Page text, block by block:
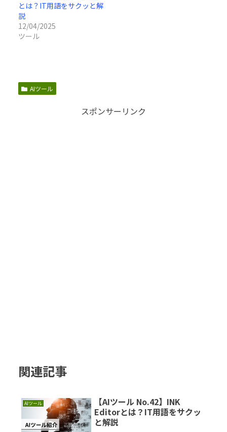
とは？IT用語をサクッと解
説
12/04/2025
ツール
AIツール
スポンサーリンク
関連記事
AIツール
【AIツール No.42】INK
Editorとは？IT用語をサクッ
と解説